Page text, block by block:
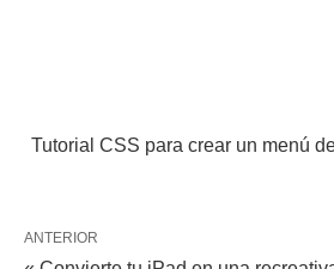
Tutorial CSS para crear un menú
ANTERIOR